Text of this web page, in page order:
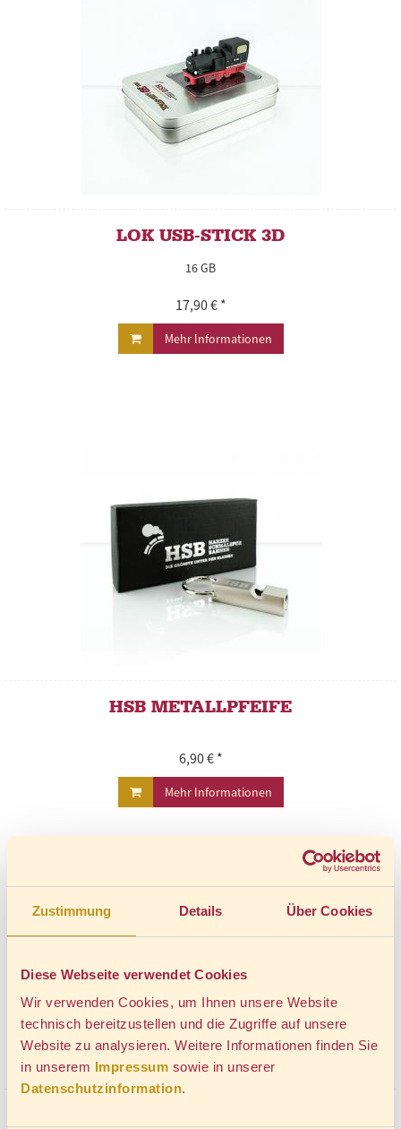
Zustimmung Details Über Cookies
Diese Webseite verwendet Cookies
Wir verwenden Cookies, um Ihnen unsere Website
technisch bereitzustellen und die Zugriffe auf unsere
Website zu analysieren. Weitere Informationen finden Sie
in unserem Impressum sowie in unserer
Datenschutzinformation.
LOK USB-STICK 3D
16 GB
17,90 € *
Mehr Informationen
HSB METALLPFEIFE
6,90 € *
Mehr Informationen